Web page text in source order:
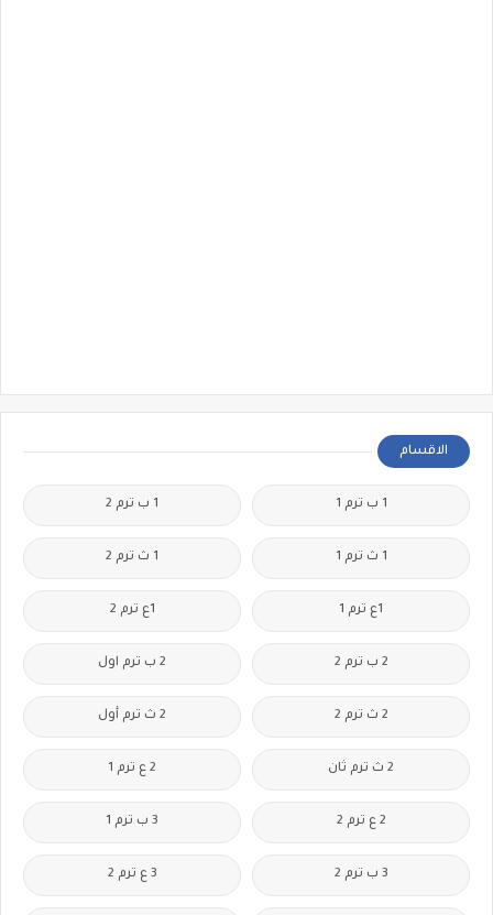
الاقسام
1 ب ترم 1 1 ب ترم 2
1 ث ترم 1 1 ث ترم 2
1ع ترم 1 1ع ترم 2
2 ب ترم 2 2 ب ترم اول
2 ث ترم 2 2 ث ترم أول
2 ث ترم ثان 2 ع ترم 1
2 ع ترم 2 3 ب ترم 1
3 ب ترم 2 3 ع ترم 2